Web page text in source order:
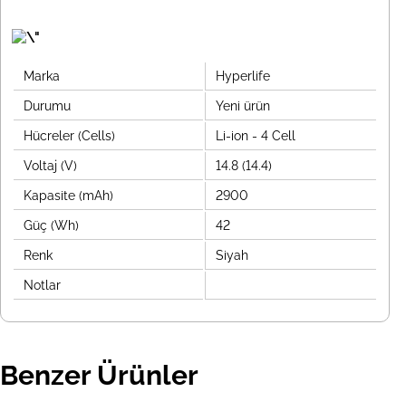
Marka Hyperlife
Durumu Yeni ürün
Hücreler (Cells) Li-ion - 4 Cell
Voltaj (V) 14.8 (14.4)
Kapasite (mAh) 2900
Güç (Wh) 42
Renk Siyah
Notlar
Benzer Ürünler